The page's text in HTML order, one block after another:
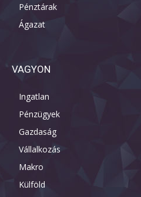
Pénztárak
Ágazat
VAGYON
Ingatlan
Pénzügyek
Gazdaság
Vállalkozás
Makro
Külföld